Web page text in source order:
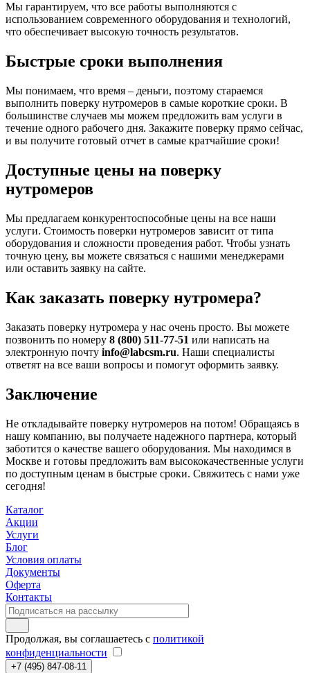
Мы гарантируем, что все работы выполняются с
использованием современного оборудования и технологий,
что обеспечивает высокую точность результатов.
Быстрые сроки выполнения
Мы понимаем, что время – деньги, поэтому стараемся
выполнить поверку нутромеров в самые короткие сроки. В
большинстве случаев мы можем предложить вам услуги в
течение одного рабочего дня. Закажите поверку прямо сейчас,
и вы получите готовый отчет в самые кратчайшие сроки!
Доступные цены на поверку
нутромеров
Мы предлагаем конкурентоспособные цены на все наши
услуги. Стоимость поверки нутромеров зависит от типа
оборудования и сложности проведения работ. Чтобы узнать
точную цену, вы можете связаться с нашими менеджерами
или оставить заявку на сайте.
Как заказать поверку нутромера?
Заказать поверку нутромера у нас очень просто. Вы можете
позвонить по номеру 8 (800) 511-77-51 или написать на
электронную почту info@labcsm.ru. Наши специалисты
ответят на все ваши вопросы и помогут оформить заявку.
Заключение
Не откладывайте поверку нутромеров на потом! Обращаясь в
нашу компанию, вы получаете надежного партнера, который
заботится о качестве вашего оборудования. Мы находимся в
Москве и готовы предложить вам высококачественные услуги
по доступным ценам в быстрые сроки. Свяжитесь с нами уже
сегодня!
Каталог
Акции
Услуги
Блог
Условия оплаты
Документы
Оферта
Контакты
Продолжая, вы соглашаетесь с политикой
конфиденциальности
+7 (495) 847-08-11